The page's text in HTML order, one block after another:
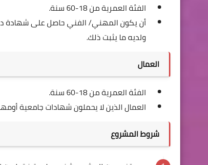
الفئة العمرية من 18-60 سنة.
أن يكون المهني/ الفني حاصل على شهادة
ولديه ما يثبت ذلك.
العمال
الفئة العمرية من 18-60 سنة.
العمال الذين لا يحملون شهادات جامعية
شروط المشروع